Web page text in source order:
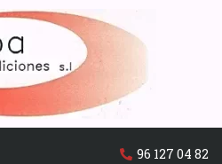
96 127 04 82